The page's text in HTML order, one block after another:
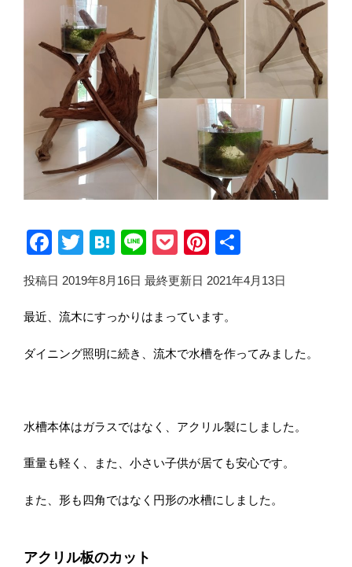
F
c
e
b
o
k
T
tt
er
H
e
n
a
Li
e
P
o
ck
et
Pi
er
e
st
投稿日 2019年8月16日 最終更新日 2021年4月13日
最近、流木にすっかりはまっています。
ダイニング照明に続き、流木で水槽を作ってみました。
水槽本体はガラスではなく、アクリル製にしました。
重量も軽く、また、小さい子供が居ても安心です。
また、形も四角ではなく円形の水槽にしました。
アクリル板のカット